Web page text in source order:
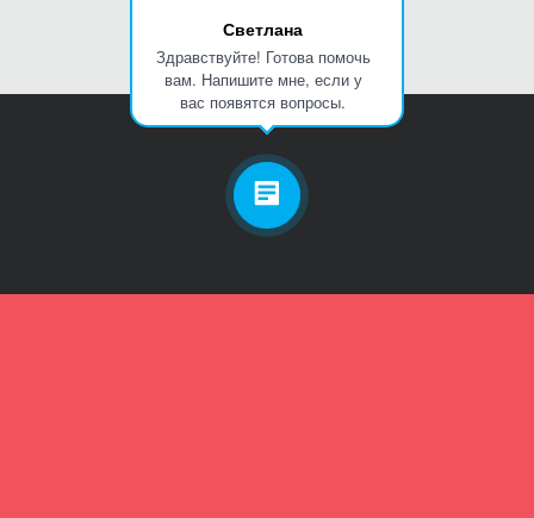
Светлана
Здравствуйте! Готова помочь
вам. Напишите мне, если у
вас появятся вопросы.